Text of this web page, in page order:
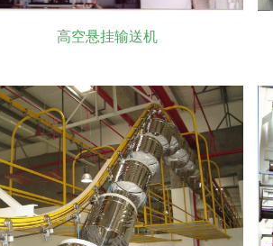
高空悬挂输送机